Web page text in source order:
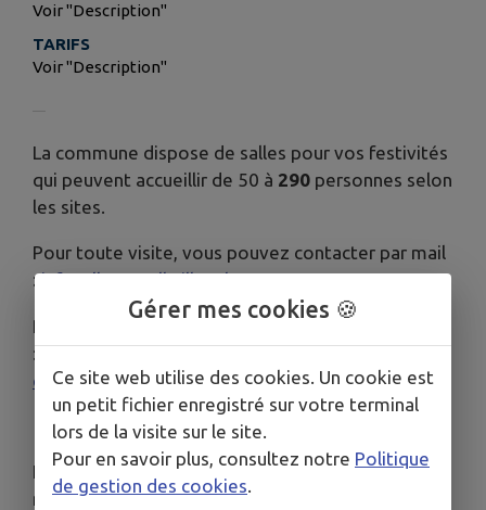
Voir "Description"
TARIFS
Voir "Description"
La commune dispose de salles pour vos festivités
qui peuvent accueillir de 50 à 290 personnes selon
les sites.
Pour toute visite, vous pouvez contacter par mail
:infosalles@zellwiller.alsace
Pour toutes informations sur les différentes salles
:https://www.paysdebarr.fr/fr/les-
communes/zellwiller/mairie-et-services
Images secondaires : Intérieur de la Salle (photos
non contractuelles, exemple de décoration).
Gérer mes cookies 🍪
Ce site web utilise des cookies. Un cookie est
un petit fichier enregistré sur votre terminal
lors de la visite sur le site.
Pour en savoir plus, consultez notre Politique
de gestion des cookies